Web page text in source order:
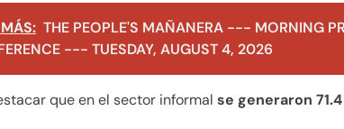
THE PEOPLE'S MAÑANERA --- MORNING
--- TUESDAY, AUGUST 4, 2026
que en el sector informal se generaron